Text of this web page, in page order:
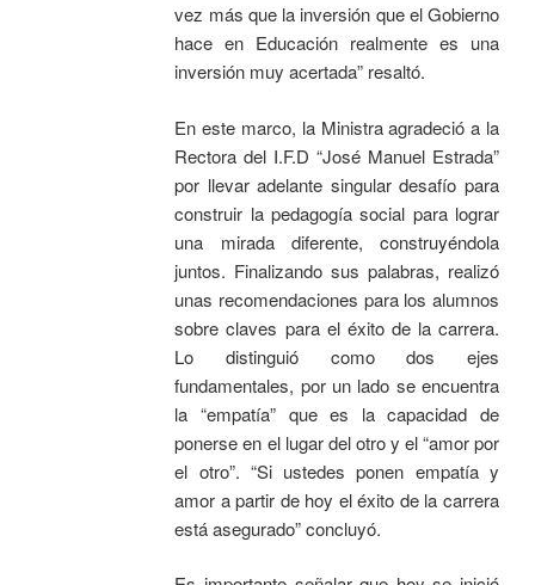
vez más que la inversión que el Gobierno
hace en Educación realmente es una
inversión muy acertada” resaltó.
En este marco, la Ministra agradeció a la
Rectora del I.F.D “José Manuel Estrada”
por llevar adelante singular desafío para
construir la pedagogía social para lograr
una mirada diferente, construyéndola
juntos. Finalizando sus palabras, realizó
unas recomendaciones para los alumnos
sobre claves para el éxito de la carrera.
Lo distinguió como dos ejes
fundamentales, por un lado se encuentra
la “empatía” que es la capacidad de
ponerse en el lugar del otro y el “amor por
el otro”. “Si ustedes ponen empatía y
amor a partir de hoy el éxito de la carrera
está asegurado” concluyó.